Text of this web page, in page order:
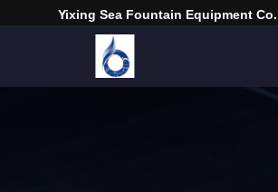
Yixing Sea Fountain Equipment